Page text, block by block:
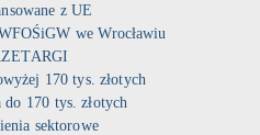
z UE
we Wrocławiu
170 tys. złotych
do 170 tys. złotych
sektorowe